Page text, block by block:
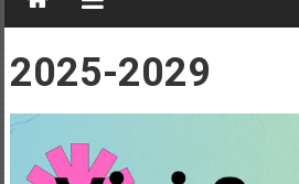
2025-2029